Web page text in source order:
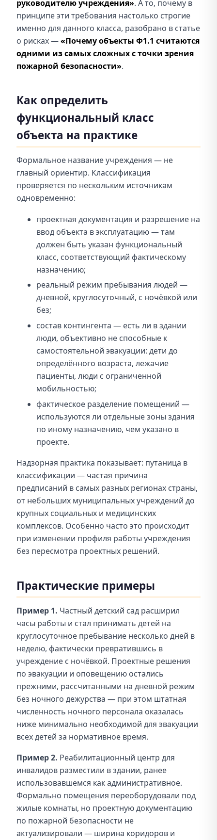
руководителю учреждения». А то, почему в
принципе эти требования настолько строгие
именно для данного класса, разобрано в статье
о рисках —«Почему объекты Ф1.1 считаются
одними из самых сложных с точки зрения
пожарной безопасности».
Как определить
функциональный класс
объекта на практике
Формальное название учреждения — не
главный ориентир. Классификация
проверяется по нескольким источникам
одновременно:
проектная документация и разрешение на
ввод объекта в эксплуатацию — там
должен быть указан функциональный
класс, соответствующий фактическому
назначению;
реальный режим пребывания людей —
дневной, круглосуточный, с ночёвкой или
без;
состав контингента — есть ли в здании
люди, объективно не способные к
самостоятельной эвакуации: дети до
определённого возраста, лежачие
пациенты, люди с ограниченной
мобильностью;
фактическое разделение помещений —
используются ли отдельные зоны здания
по иному назначению, чем указано в
проекте.
Надзорная практика показывает: путаница в
классификации — частая причина
предписаний в самых разных регионах страны,
от небольших муниципальных учреждений до
крупных социальных и медицинских
комплексов. Особенно часто это происходит
при изменении профиля работы учреждения
без пересмотра проектных решений.
Практические примеры
Пример 1. Частный детский сад расширил
часы работы и стал принимать детей на
круглосуточное пребывание несколько дней в
неделю, фактически превратившись в
учреждение с ночёвкой. Проектные решения
по эвакуации и оповещению остались
прежними, рассчитанными на дневной режим
без ночного дежурства — при этом штатная
численность ночного персонала оказалась
ниже минимально необходимой для эвакуации
всех детей за нормативное время.
Пример 2. Реабилитационный центр для
инвалидов разместили в здании, ранее
использовавшемся как административное.
Формально помещения переоборудовали под
жилые комнаты, но проектную документацию
по пожарной безопасности не
актуализировали — ширина коридоров и